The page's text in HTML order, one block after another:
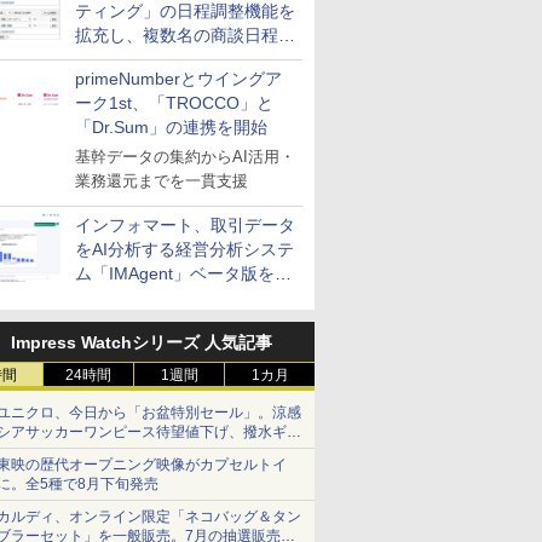
ティング」の日程調整機能を
拡充し、複数名の商談日程調
整を効率化
primeNumberとウイングア
ーク1st、「TROCCO」と
「Dr.Sum」の連携を開始
基幹データの集約からAI活用・
業務還元までを一貫支援
インフォマート、取引データ
をAI分析する経営分析システ
ム「IMAgent」ベータ版を提
Impress Watchシリーズ 人気記事
24時間 1週間 1カ月
ニクロ、今日から「お盆特別セール」。涼感
アサッカーワンピース待望値下げ、撥水ギア
ョーツは1990円に
映の歴代オープニング映像がカプセルトイ
。全5種で8月下旬発売
ルディ、オンライン限定「ネコバッグ＆タン
ラーセット」を一般販売。7月の抽選販売の